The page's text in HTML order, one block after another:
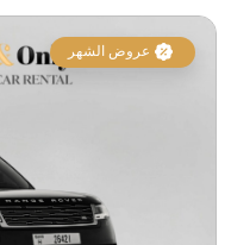
عروض الشهر